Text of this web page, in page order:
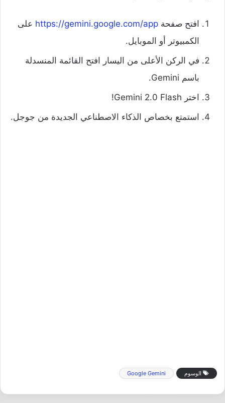
افتح صفحة https://gemini.google.com/app على
الكمبيوتر أو الموبايل.
في الركن الأعلى من اليسار افتح القائمة المنسدلة
باسم Gemini.
اختر Gemini 2.0 Flash!
استمتع بخصاص الذكاء الاصطناعي الجديدة من جوجل.
الوسوم Google Gemini